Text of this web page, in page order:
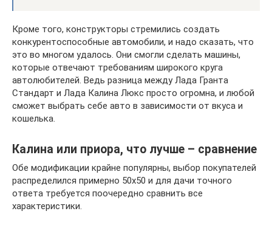
Кроме того, конструкторы стремились создать
конкурентоспособные автомобили, и надо сказать, что
это во многом удалось. Они смогли сделать машины,
которые отвечают требованиям широкого круга
автолюбителей. Ведь разница между Лада Гранта
Стандарт и Лада Калина Люкс просто огромна, и любой
сможет выбрать себе авто в зависимости от вкуса и
кошелька.
Калина или приора, что лучше – сравнение
Обе модификации крайне популярны, выбор покупателей
распределился примерно 50х50 и для дачи точного
ответа требуется поочередно сравнить все
характеристики.